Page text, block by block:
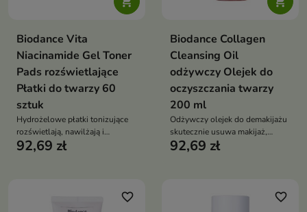
Biodance Vita
Niacinamide Gel Toner
Pads rozświetlające
Płatki do twarzy 60
sztuk
Hydrożelowe płatki tonizujące
rozświetlają, nawilżają i
wspierają wyrównanie kolorytu
wodą ananasową 107 800 ppm,
92,69 zł
Biodance Collagen
Cleansing Oil
odżywczy Olejek do
oczyszczania twarzy
200 ml
Odżywczy olejek do demakijażu
skutecznie usuwa makijaż,
sebum i zanieczyszczenia,
peptydów wspiera elastyczność,
92,69 zł
favorite_border favorite_border